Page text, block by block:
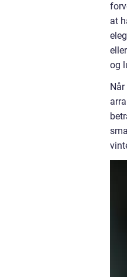
at
og